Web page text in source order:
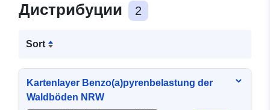
Дистрибуции 2
Sort
Kartenlayer Benzo(a)pyrenbelastung der
Waldböden NRW